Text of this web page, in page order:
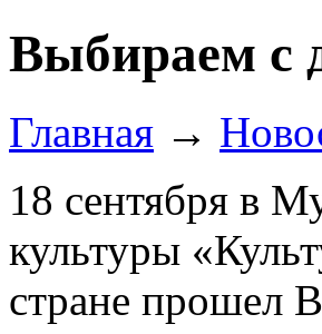
Выбираем с
Главная →
18 сентября в
культуры
стране прошел